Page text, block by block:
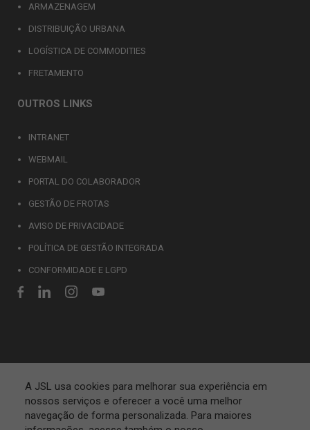
A JSL usa cookies para melhorar sua experiência em
nossos serviços e oferecer a você uma melhor
navegação de forma personalizada. Para maiores
ARMAZENAGEM
DISTRIBUIÇÃO URBANA
LOGÍSTICA DE COMMODITIES
FRETAMENTO
OUTROS LINKS
INTRANET
WEBMAIL
PORTAL DO COLABORADOR
GESTÃO DE FROTAS
AVISO DE PRIVACIDADE
POLÍTICA DE GESTÃO INTEGRADA
CONFORMIDADE E LGPD